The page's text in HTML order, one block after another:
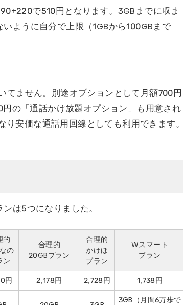
で510円となります。3GBまでに収ま
ように自分で上限（1GBから100GBまで
てません。別途オプションとして月額700円
の「通話かけ放題オプション」も用意され
安価な通話用回線としても利用できます。
は5つになりました。
的
の
ン
合理的
20GBプラン
合理的
かけほ
プラン
Wスマート
プラン
円 2,178円 2,728円
1,738円
3GB（月間6万歩で